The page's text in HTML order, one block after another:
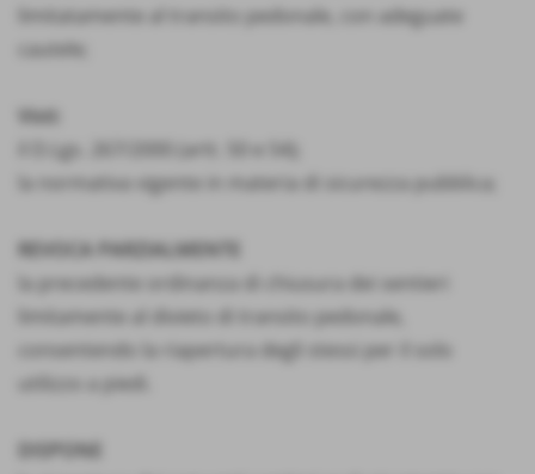
limitatamente al transito pedonale, con adeguate
cautele;
Visti:
il D.Lgs. 267/2000 (artt. 50 e 54);
la normativa vigente in materia di sicurezza pubblica;
REVOCA PARZIALMENTE
la precedente ordinanza di chiusura dei sentieri
limitamente al divieto di transito pedonale,
consentendo la riapertura degli stessi per il solo
utilizzo a piedi.
DISPONE